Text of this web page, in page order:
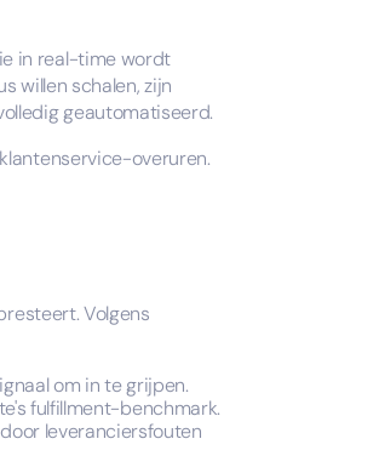
in real-time wordt
willen schalen, zijn
geautomatiseerd.
overuren.
Volgens
om in te grijpen.
fulfillment-benchmark.
leveranciersfouten